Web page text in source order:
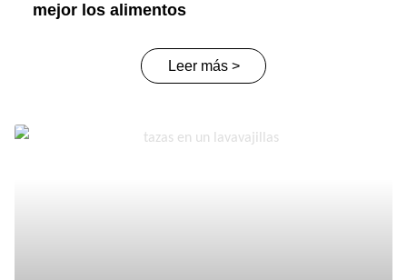
mejor los alimentos
Leer más >